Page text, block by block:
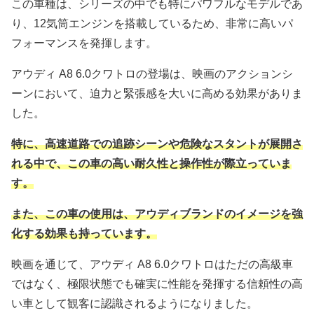
この車種は、シリーズの中でも特にパワフルなモデルであ
り、12気筒エンジンを搭載しているため、非常に高いパ
フォーマンスを発揮します。
アウディ A8 6.0クワトロの登場は、映画のアクションシ
ーンにおいて、迫力と緊張感を大いに高める効果がありま
した。
特に、高速道路での追跡シーンや危険なスタントが展開さ
れる中で、この車の高い耐久性と操作性が際立っていま
す。
また、この車の使用は、アウディブランドのイメージを強
化する効果も持っています。
映画を通じて、アウディ A8 6.0クワトロはただの高級車
ではなく、極限状態でも確実に性能を発揮する信頼性の高
い車として観客に認識されるようになりました。